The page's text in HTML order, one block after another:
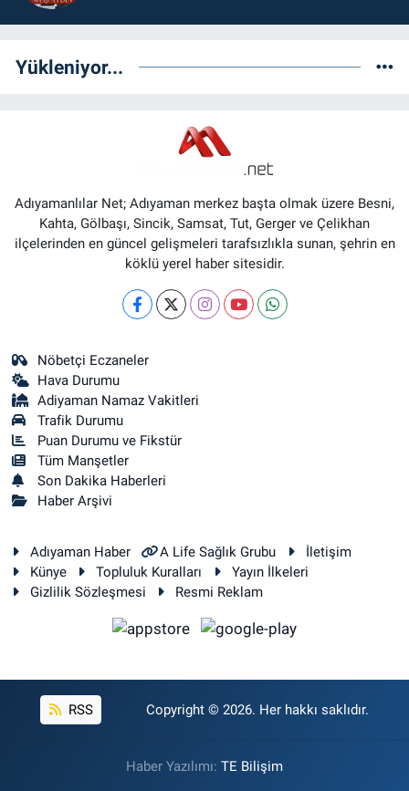
Yükleniyor...
Adıyamanlılar Net; Adıyaman merkez başta olmak üzere Besni,
Kahta, Gölbaşı, Sincik, Samsat, Tut, Gerger ve Çelikhan
ilçelerinden en güncel gelişmeleri tarafsızlıkla sunan, şehrin en
köklü yerel haber sitesidir.
Nöbetçi Eczaneler
Hava Durumu
Adiyaman Namaz Vakitleri
Trafik Durumu
Puan Durumu ve Fikstür
Tüm Manşetler
Son Dakika Haberleri
Haber Arşivi
Adıyaman Haber A Life Sağlık Grubu
İletişim
Künye
Topluluk Kuralları
Yayın İlkeleri
Gizlilik Sözleşmesi
Resmi Reklam
RSS Copyright © 2026. Her hakkı saklıdır.
Haber Yazılımı: TE Bilişim